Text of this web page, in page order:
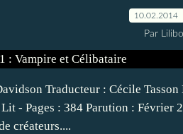
10.02.2014
Par
Traducteur : Cécile
- Pages : 384 Parution : Février
créateurs....